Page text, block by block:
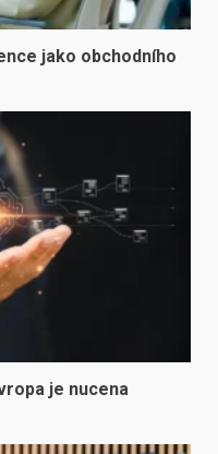
jako obchodního
je nucena